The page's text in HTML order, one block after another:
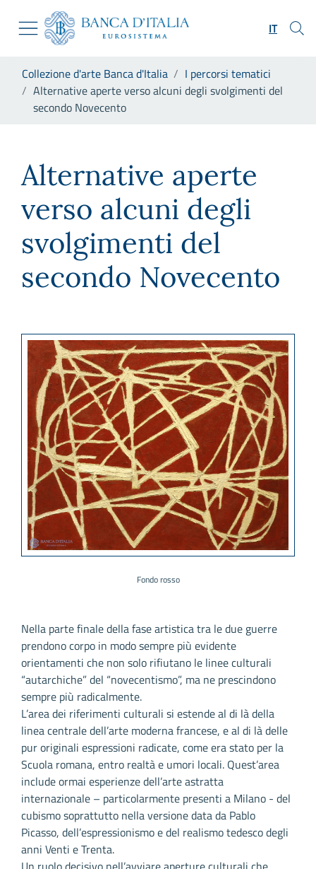
Skip to Main Content
Vai al sito istituzionale
Vai al menu di navigazione
Vai alla ricerca
Vai al footer
IT
Collezione d'arte Banca d'Italia
I percorsi tematici
Alternative aperte verso alcuni degli svolgimenti del
secondo Novecento
Alternative aperte
verso alcuni degli
svolgimenti del
secondo Novecento
Fondo rosso
Nella parte finale della fase artistica tra le due guerre
prendono corpo in modo sempre più evidente
orientamenti che non solo rifiutano le linee culturali
“autarchiche” del “novecentismo”, ma ne prescindono
sempre più radicalmente.
L’area dei riferimenti culturali si estende al di là della
linea centrale dell’arte moderna francese, e al di là delle
pur originali espressioni radicate, come era stato per la
Scuola romana, entro realtà e umori locali. Quest’area
include ormai esperienze dell’arte astratta
internazionale – particolarmente presenti a Milano - del
cubismo soprattutto nella versione data da Pablo
Picasso, dell’espressionismo e del realismo tedesco degli
anni Venti e Trenta.